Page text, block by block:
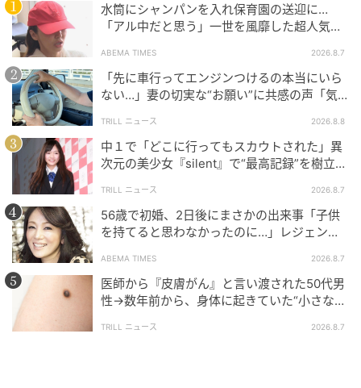
水筒にシャンパンを入れ保育園の送迎に…
「アル中だと思う」一世を風靡した超人気タ
ABEMA TIMES 2026.8.7
「先に車行ってエンジンつけるの本当にいら
ない…」妻の切実な“お願い”に共感の声「気
TRILL ニュース 2026.8.8
中１で「どこに行ってもスカウトされた」異
次元の美少女『silent』で“最高記録”を樹立し
TRILL ニュース 2026.8.7
56歳で初婚、2日後にまさかの出来事「子供
を持てると思わなかったのに…」レジェンド
ABEMA TIMES 2026.8.7
医師から『皮膚がん』と言い渡された50代男
性→数年前から、身体に起きていた“小さな異
TRILL ニュース 2026.8.7